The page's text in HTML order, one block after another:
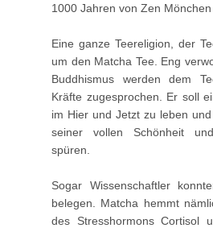
1000 Jahren von Zen Mönchen
Eine ganze Teereligion, der
um den Matcha Tee. Eng
Buddhismus werden dem
Kräfte zugesprochen. Er soll
im Hier und Jetzt zu leben
seiner vollen Schönheit
spüren.
Sogar Wissenschaftler
belegen. Matcha hemmt
des Stresshormons Cortisol